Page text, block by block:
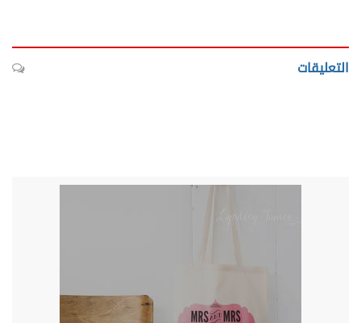
التعليقات